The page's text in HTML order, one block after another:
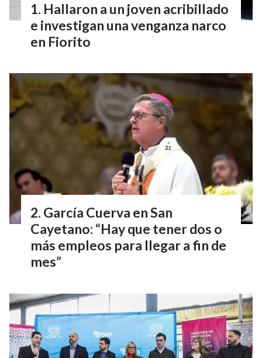
Hallaron a un joven acribillado
e investigan una venganza narco
en Fiorito
García Cuerva en San
Cayetano: “Hay que tener dos o
más empleos para llegar a fin de
mes”